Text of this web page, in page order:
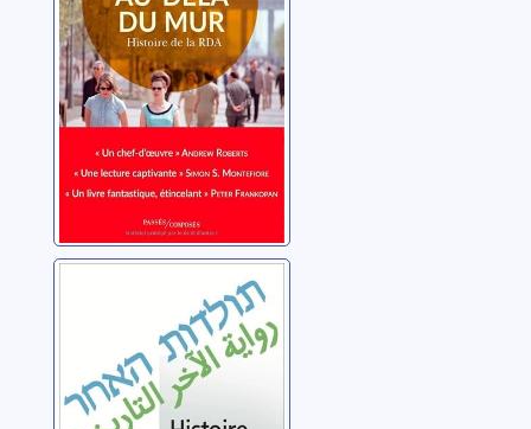
Hoyer, Katja
l’autre: Israel
Palestine
Collectif